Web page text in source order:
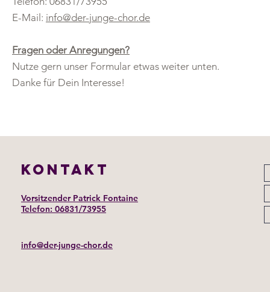
E-Mail: info@der-junge-chor.de
Fragen oder Anregungen?
Nutze gern unser Formular etwas weiter unten.
Danke für Dein Interesse!
KONTAKT
Vorsitzender Patrick Fontaine
Telefon: 06831/73955
info@der-junge-chor.de